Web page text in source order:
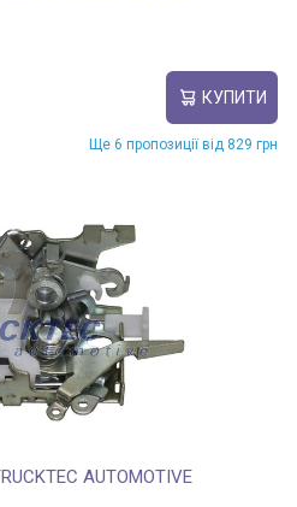
КУПИТИ
Ще 6 пропозиції від 829 грн
AUTOMOTIVE